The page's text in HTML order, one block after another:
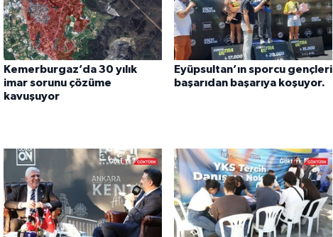
Kemerburgaz’da 30 yılık
imar sorunu çözüme
kavuşuyor
Eyüpsultan’ın sporcu gençleri
başarıdan başarıya koşuyor.